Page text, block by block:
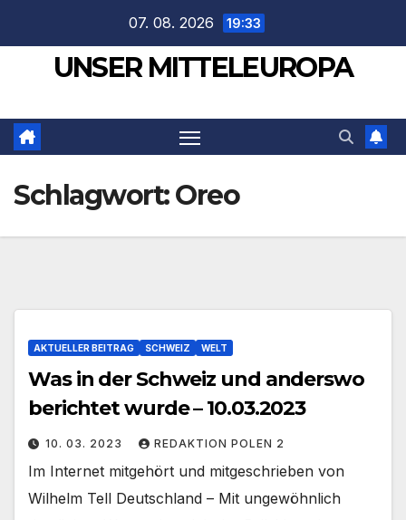
springen
07. 08. 2026 19:33
UNSER MITTELEUROPA
Schlagwort:Oreo
AKTUELLER BEITRAG SCHWEIZ WELT
Was in der Schweiz und anderswo
berichtet wurde – 10.03.2023
10. 03. 2023 REDAKTION POLEN 2
Im Internet mitgehört und mitgeschrieben von
Wilhelm Tell Deutschland – Mit ungewöhnlich